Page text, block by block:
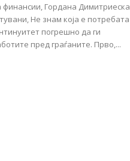
финансии, Гордана
Не знам која е потребата
погрешно да ги
пред граѓаните. Прво,...